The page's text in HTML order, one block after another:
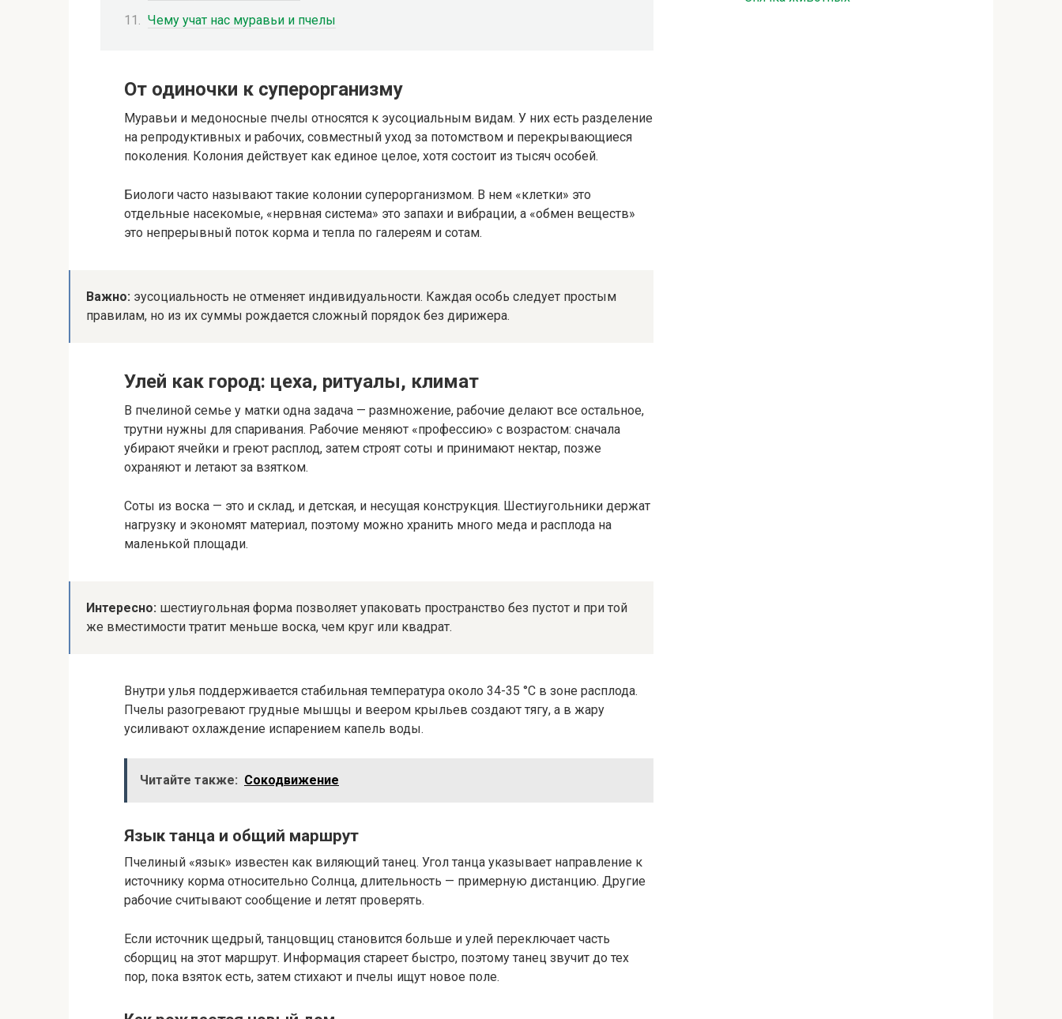
Чему учат нас муравьи и пчелы
От одиночки к суперорганизму
Муравьи и медоносные пчелы относятся к эусоциальным видам. У них есть разделение
на репродуктивных и рабочих, совместный уход за потомством и перекрывающиеся
поколения. Колония действует как единое целое, хотя состоит из тысяч особей.
Биологи часто называют такие колонии суперорганизмом. В нем «клетки» это
отдельные насекомые, «нервная система» это запахи и вибрации, а «обмен веществ»
это непрерывный поток корма и тепла по галереям и сотам.
Важно: эусоциальность не отменяет индивидуальности. Каждая особь следует простым
правилам, но из их суммы рождается сложный порядок без дирижера.
Улей как город: цеха, ритуалы, климат
В пчелиной семье у матки одна задача — размножение, рабочие делают все остальное,
трутни нужны для спаривания. Рабочие меняют «профессию» с возрастом: сначала
убирают ячейки и греют расплод, затем строят соты и принимают нектар, позже
охраняют и летают за взятком.
Соты из воска — это и склад, и детская, и несущая конструкция. Шестиугольники держат
нагрузку и экономят материал, поэтому можно хранить много меда и расплода на
маленькой площади.
Интересно: шестиугольная форма позволяет упаковать пространство без пустот и при той
же вместимости тратит меньше воска, чем круг или квадрат.
Внутри улья поддерживается стабильная температура около 34-35 °C в зоне расплода.
Пчелы разогревают грудные мышцы и веером крыльев создают тягу, а в жару
усиливают охлаждение испарением капель воды.
Читайте также: Сокодвижение
Язык танца и общий маршрут
Пчелиный «язык» известен как виляющий танец. Угол танца указывает направление к
источнику корма относительно Солнца, длительность — примерную дистанцию. Другие
рабочие считывают сообщение и летят проверять.
Если источник щедрый, танцовщиц становится больше и улей переключает часть
сборщиц на этот маршрут. Информация стареет быстро, поэтому танец звучит до тех
пор, пока взяток есть, затем стихают и пчелы ищут новое поле.